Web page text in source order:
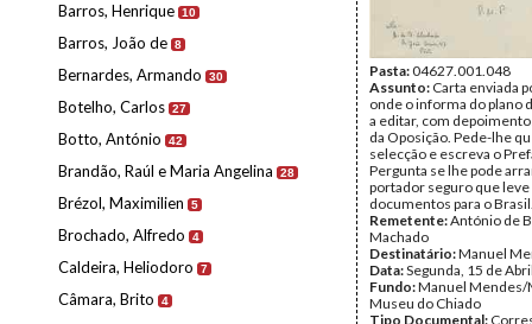
Barros, Henrique 10
Barros, João de 8
Bernardes, Armando 30
Botelho, Carlos 27
Botto, António 42
Brandão, Raúl e Maria Angelina 28
Brézol, Maximilien 5
Brochado, Alfredo 4
Caldeira, Heliodoro 7
Câmara, Brito 4
Pasta:04627.001.048
Assunto: Carta enviada
onde o informa do plano
a editar, com
da Oposição. Pede-lhe
selecção e escreva o
Pergunta se lhe pode
portador seguro que leve
documentos para o
Remetente:António de
Machado
Destinatário:Manuel
Data:Segunda, 15 de
Fundo:Manuel Mendes/
Museu do Chiado
Tipo Documental: